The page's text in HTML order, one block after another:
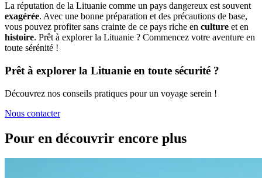
La réputation de la Lituanie comme un pays dangereux est souvent
exagérée. Avec une bonne préparation et des précautions de base,
vous pouvez profiter sans crainte de ce pays riche en culture et en
histoire. Prêt à explorer la Lituanie ? Commencez votre aventure en
toute sérénité !
Prêt à explorer la Lituanie en toute sécurité ?
Découvrez nos conseils pratiques pour un voyage serein !
Nous contacter
Pour en découvrir encore plus